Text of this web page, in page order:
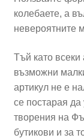
колебаете, а
невероятните
Тъй като всеки
възможни
артикул не е
се постарая
творения на
бутикови и за